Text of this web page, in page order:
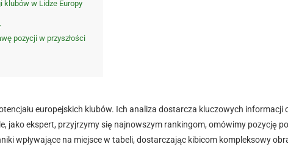
klubów w Lidze Europy
pozycji w przyszłości
europejskich klubów. Ich analiza dostarcza kluczowych informacji
jako ekspert, przyjrzymy się najnowszym rankingom, omówimy pozycję
wpływające na miejsce w tabeli, dostarczając kibicom kompleksowy